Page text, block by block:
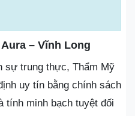
– Vĩnh Long
sự trung thực, Thẩm Mỹ
uy tín bằng chính sách
tính minh bạch tuyệt đối